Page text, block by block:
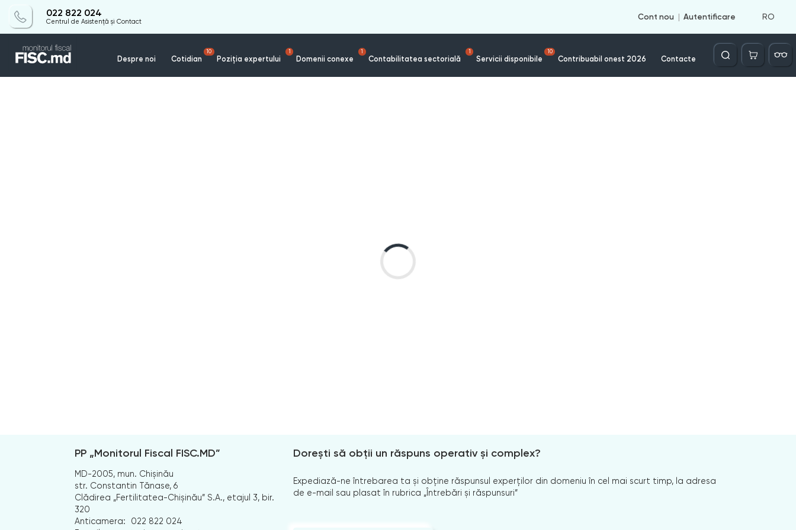
022 822 024
Centrul de Asistență și Contact
Cont nou Autentificare RO
Despre noi Cotidian
10
Poziția expertului
1
Domenii conexe
1
Contabilitatea sectorială
1
Servicii disponibile
10
Contribuabil onest 2026 Contacte
Căutare
PP „Monitorul Fiscal FISC.MD”
MD-2005, mun. Chișinău
str. Constantin Tănase, 6
Clădirea „Fertilitatea-Chișinău” S.A., etajul 3, bir.
320
Anticamera:
022 822 024
Dorești să obții un răspuns operativ și complex?
Expediază-ne întrebarea ta și obține răspunsul experților din domeniu în cel mai scurt timp, la adresa
de e-mail sau plasat în rubrica „Întrebări și răspunsuri”